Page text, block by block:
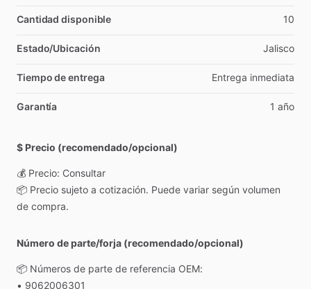
Cantidad disponible 10
Estado/Ubicación Jalisco
Tiempo de entrega Entrega inmediata
Garantía 1 año
$ Precio (recomendado/opcional)
💰 Precio: Consultar
📦 Precio sujeto a cotización. Puede variar según volumen
de compra.
Número de parte/forja (recomendado/opcional)
📦 Números de parte de referencia OEM:
• 9062006301